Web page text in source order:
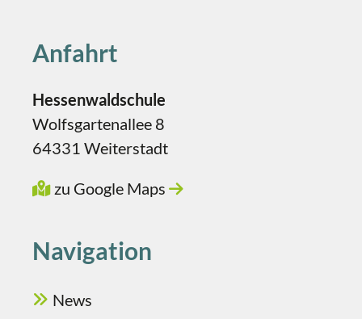
Anfahrt
Hessenwaldschule
Wolfsgartenallee 8
64331 Weiterstadt
zu Google Maps
Navigation
News